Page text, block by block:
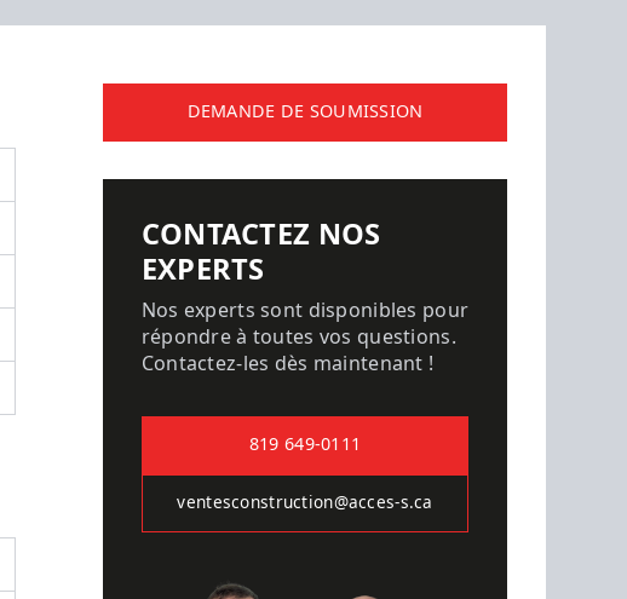
DEMANDE DE SOUMISSION
CONTACTEZ NOS
EXPERTS
Nos experts sont disponibles pour
répondre à toutes vos questions.
Contactez-les dès maintenant !
819 649-0111
ventesconstruction@acces-s.ca